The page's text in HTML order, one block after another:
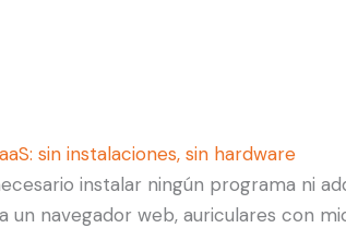
sin instalaciones, sin hardware
instalar ningún programa ni
un navegador web, auriculares con